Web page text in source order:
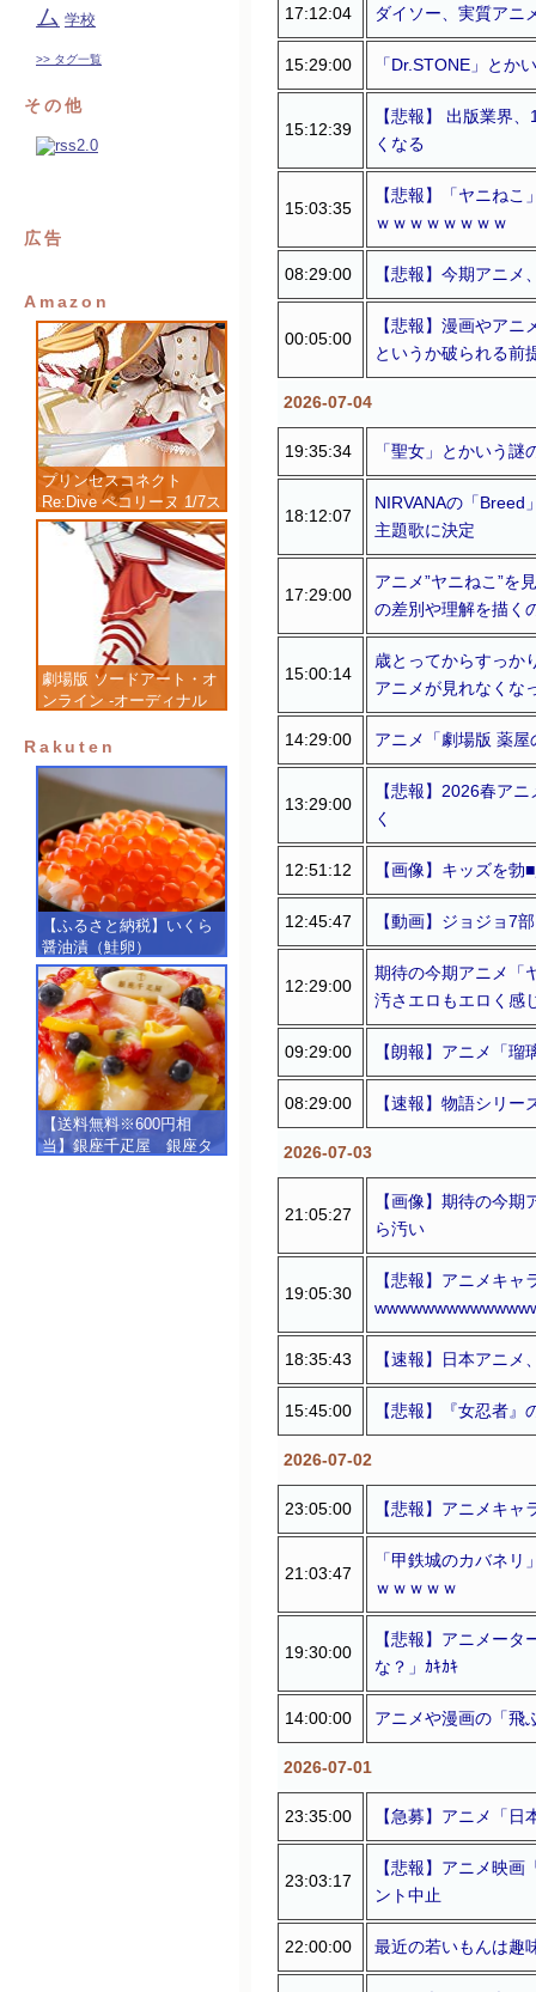
ム 学校
>> タグ一覧
その他
広告
Amazon
プリンセスコネクト
Re:Dive ペコリーヌ 1/7ス
ケール 塗装済み完成品フ
ィギュア
劇場版 ソードアート・オ
ンライン -オーディナル
成品フィギュア
Rakuten
【ふるさと納税】いくら
醤油漬（鮭卵）
【500g（250g×2）】
【送料無料※600円相
当】銀座千疋屋 銀座タ
17:12:04 ダイソー、実質アニ
15:29:00 「Dr.STONE」とか
15:12:39
【悲報】 出版業界
くなる
15:03:35
【悲報】「ヤニね
ｗｗｗｗｗｗｗｗ
08:29:00 【悲報】今期アニ
00:05:00
【悲報】漫画やア
というか破られる前
2026-07-04
19:35:34 「聖女」とかいう
18:12:07
NIRVANAの「Breed
主題歌に決定
17:29:00
アニメ”ヤニねこ”を
の差別や理解を描く
15:00:14
歳とってからすっか
アニメが見れなくな
14:29:00 アニメ「劇場版 薬
13:29:00
【悲報】2026春ア
く
12:51:12 【画像】キッズを
12:45:47 【動画】ジョジョ7
12:29:00
期待の今期アニメ「
汚さエロもエロく感
09:29:00 【朗報】アニメ「
08:29:00 【速報】物語シリ
2026-07-03
21:05:27
【画像】期待の今
ら汚い
19:05:30
【悲報】アニメキ
18:35:43 【速報】日本アニ
15:45:00 【悲報】『女忍者
2026-07-02
23:05:00 【悲報】アニメキ
21:03:47
「甲鉄城のカバネ
ｗｗｗｗｗ
19:30:00
【悲報】アニメー
な？」ｶｷｶｷ
14:00:00 アニメや漫画の「飛
2026-07-01
23:35:00 【急募】アニメ「
23:03:17
【悲報】アニメ映
ント中止
22:00:00 最近の若いもんは趣